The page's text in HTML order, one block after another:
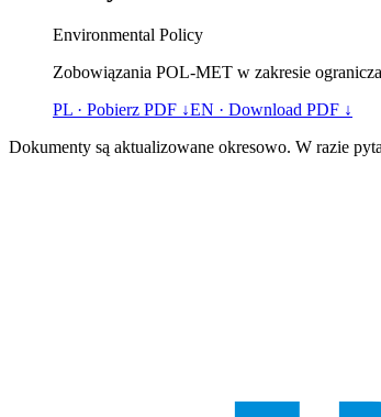
Environmental Policy
Zobowiązania POL-MET w zakresie
PL · Pobierz PDF ↓EN · Download PDF ↓
Dokumenty są aktualizowane okresowo. W razie